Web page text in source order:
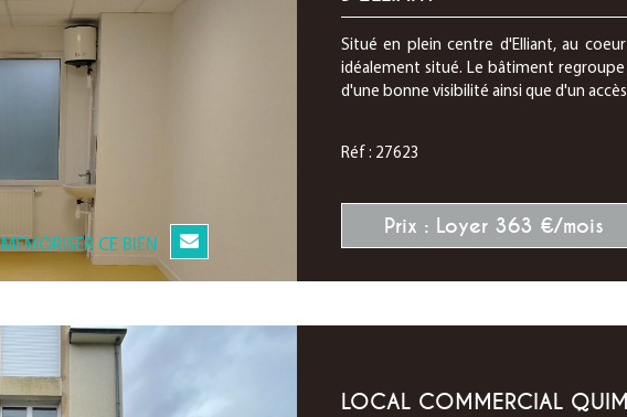
MEMORISER CE BIEN
Situé en plein centre d'Elliant, au
idéalement situé. Le bâtiment
d'une bonne visibilité ainsi que d'un
Réf : 27623
Prix : Loyer 363 €/mois
LOCAL COMMERCIAL